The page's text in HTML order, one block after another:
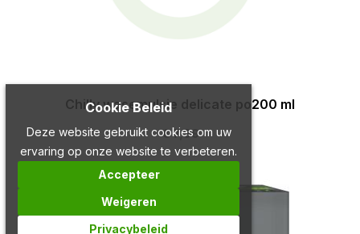
Chilly wasemulsie delicate po200 ml
€ 7,99
Cookie Beleid
Deze website gebruikt cookies om uw
ervaring op onze website te verbeteren.
Accepteer
Weigeren
Privacybeleid